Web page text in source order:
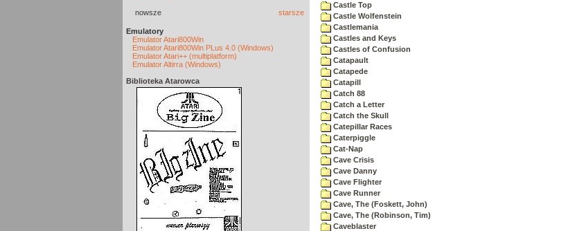
nowsze starsze
Emulatory
Emulator Atari800Win
Emulator Atari800Win PLus 4.0 (Windows)
Emulator Atari++ (multiplatform)
Emulator Altirra (Windows)
Biblioteka Atarowca
Castle Top
Castle Wolfenstein
Castlemania
Castles and Keys
Castles of Confusion
Catapault
Catapede
Catapill
Catch 88
Catch a Letter
Catch the Skull
Catepillar Races
Caterpiggle
Cat-Nap
Cave Crisis
Cave Danny
Cave Flighter
Cave Runner
Cave, The (Foskett, John)
Cave, The (Robinson, Tim)
Caveblaster